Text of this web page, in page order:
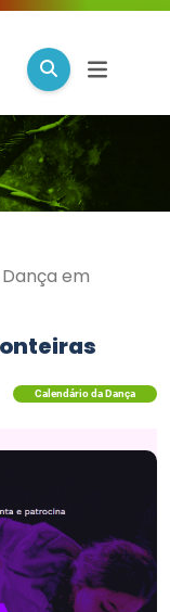
Dança em
Calendário da Dança